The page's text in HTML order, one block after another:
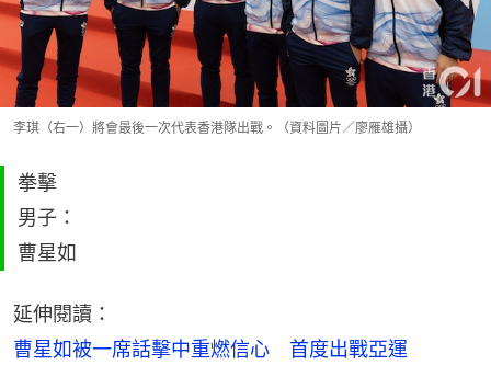
李琪（右一）將會最後一次代表香港隊出戰。（資料圖片／廖雁雄攝）
拳擊
男子：
曹星如
延伸閱讀：
曹星如被一席話擊中重燃信心　首度出戰亞運